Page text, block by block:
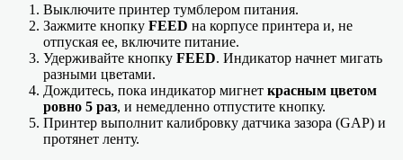
Выключите принтер тумблером питания.
Зажмите кнопку FEED на корпусе принтера и, не
отпуская ее, включите питание.
Удерживайте кнопку FEED. Индикатор начнет мигать
разными цветами.
Дождитесь, пока индикатор мигнет красным цветом
ровно 5 раз, и немедленно отпустите кнопку.
Принтер выполнит калибровку датчика зазора (GAP) и
протянет ленту.